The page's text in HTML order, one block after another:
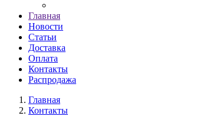
Главная
Новости
Статьи
Доставка
Оплата
Контакты
Распродажа
Главная
Контакты